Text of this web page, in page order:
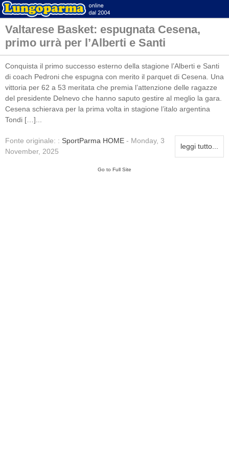
Valtarese Basket: espugnata Cesena,
primo urrà per l’Alberti e Santi
Conquista il primo successo esterno della stagione l’Alberti e Santi
di coach Pedroni che espugna con merito il parquet di Cesena. Una
vittoria per 62 a 53 meritata che premia l’attenzione delle ragazze
del presidente Delnevo che hanno saputo gestire al meglio la gara.
Cesena schierava per la prima volta in stagione l’italo argentina
Tondi […]...
leggi tutto...
Fonte originale: : SportParma HOME - Monday, 3
November, 2025
Go to Full Site